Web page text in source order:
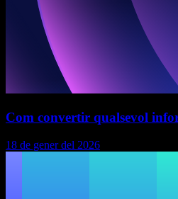
Com convertir qualsevol
18 de gener del 2026